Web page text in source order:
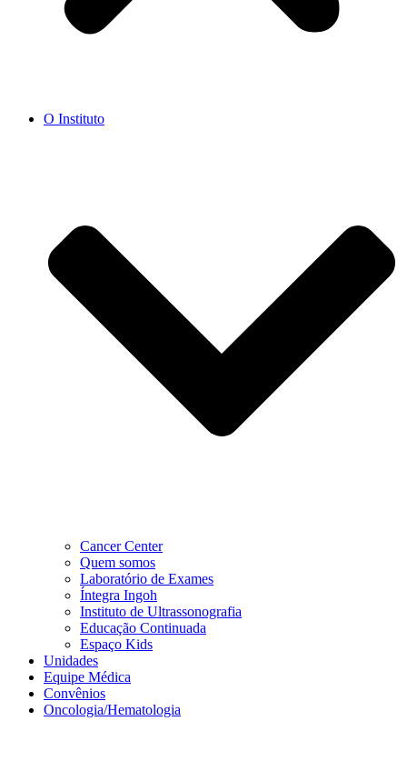
O Instituto
Cancer Center
Quem somos
Laboratório de Exames
Íntegra Ingoh
Instituto de Ultrassonografia
Educação Continuada
Espaço Kids
Unidades
Equipe Médica
Convênios
Oncologia/Hematologia